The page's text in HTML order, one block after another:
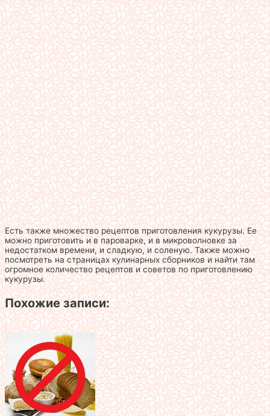
Есть также множество рецептов приготовления кукурузы. Ее
можно приготовить и в пароварке, и в микроволновке за
недостатком времени, и сладкую, и соленую. Также можно
посмотреть на страницах кулинарных сборников и найти там
огромное количество рецептов и советов по приготовлению
кукурузы.
Похожие записи: